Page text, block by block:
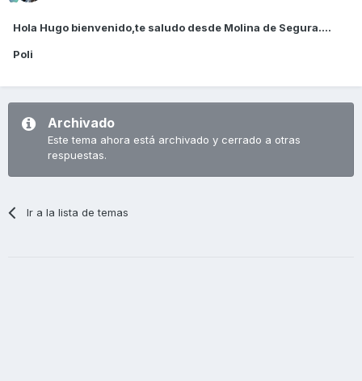
Hola Hugo bienvenido,te saludo desde Molina de Segura....
Poli
Archivado
Este tema ahora está archivado y cerrado a otras
respuestas.
Ir a la lista de temas